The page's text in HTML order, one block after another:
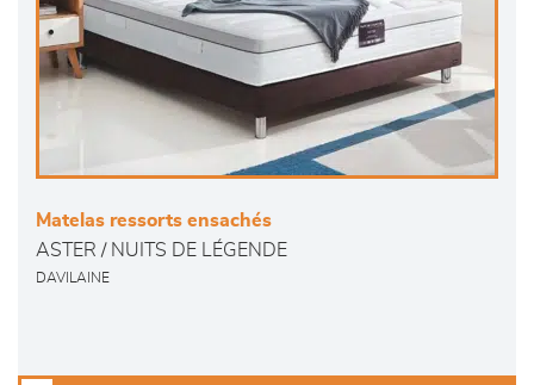
Matelas ressorts ensachés
ASTER / NUITS DE LÉGENDE
DAVILAINE